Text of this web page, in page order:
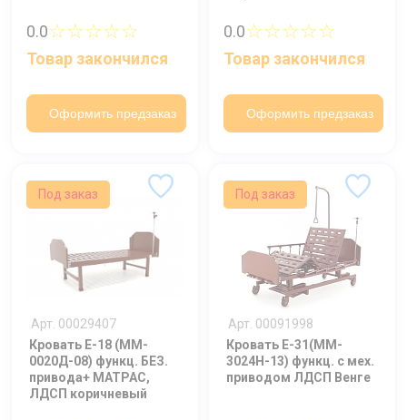
0.0☆☆☆☆☆
Товар закончился
Оформить предзаказ
0.0☆☆☆☆☆
Товар закончился
Оформить предзаказ
Под заказ
Арт. 00029407
Кровать E-18 (MM-
0020Д-08) функц. БЕЗ.
привода+ МАТРАС,
ЛДСП коричневый
Под заказ
Арт. 00091998
Кровать E-31(MM-
3024Н-13) функц. c мех.
приводом ЛДСП Венге